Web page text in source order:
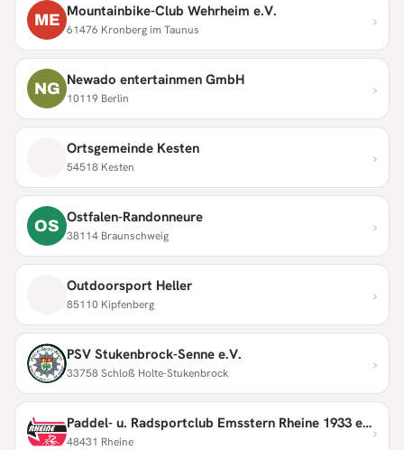
ME Mountainbike-Club Wehrheim e.V.
61476 Kronberg im Taunus ›
NG Newado entertainmen GmbH
10119 Berlin ›
Ortsgemeinde Kesten
54518 Kesten ›
OS Ostfalen-Randonneure
38114 Braunschweig ›
Outdoorsport Heller
85110 Kipfenberg ›
PSV Stukenbrock-Senne e.V.
33758 Schloß Holte-Stukenbrock ›
Paddel- u. Radsportclub Emsstern Rheine 1933 e.V.
48431 Rheine ›